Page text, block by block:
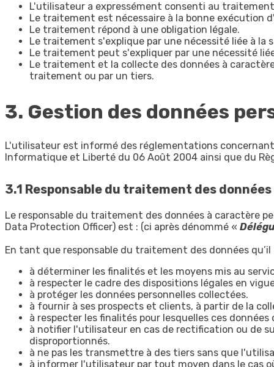
L'utilisateur a expressément consenti au
Le traitement est nécessaire à la bonne exécution
Le traitement répond à une obligation légale.
Le traitement s'explique par une nécessité liée à la
Le traitement peut s'expliquer par une nécessité
Le traitement et la collecte des données à
traitement ou par un tiers.
3. Gestion des données
L'utilisateur est informé des réglementations concernant
Informatique et Liberté du 06 Août 2004 ainsi que du
3.1 Responsable du traitement des
Le responsable du traitement des données à caractère
Data Protection Officer) est : (ci après dénommé «
En tant que responsable du traitement des données
à déterminer les finalités et les moyens mis au
à respecter le cadre des dispositions légales en
à protéger les données personnelles collectées.
à fournir à ses prospects et clients, à partir de la
à respecter les finalités pour lesquelles ces
à notifier l'utilisateur en cas de rectification ou de
disproportionnés.
à ne pas les transmettre à des tiers sans que
à informer l'utilisateur par tout moyen dans le cas